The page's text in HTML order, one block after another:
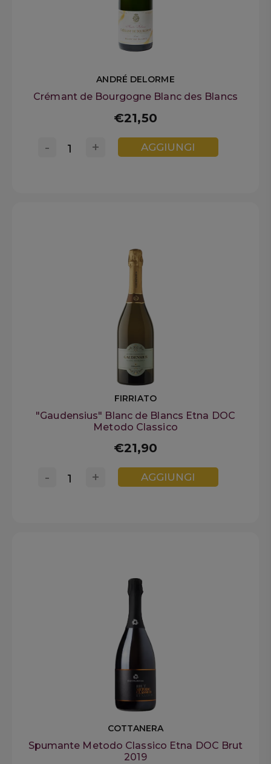
ANDRÉ DELORME
Crémant de Bourgogne Blanc des Blancs
€21,50
+
- AGGIUNGI
FIRRIATO
"Gaudensius" Blanc de Blancs Etna DOC
Metodo Classico
€21,90
+
- AGGIUNGI
COTTANERA
Spumante Metodo Classico Etna DOC Brut
2019